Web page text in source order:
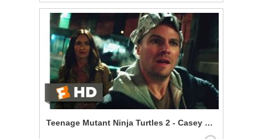
Teenage Mutant Ninja Turtles 2 - Casey Meets the